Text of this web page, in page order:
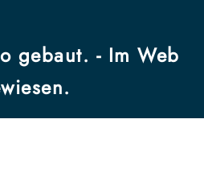
gebaut. - Im Web